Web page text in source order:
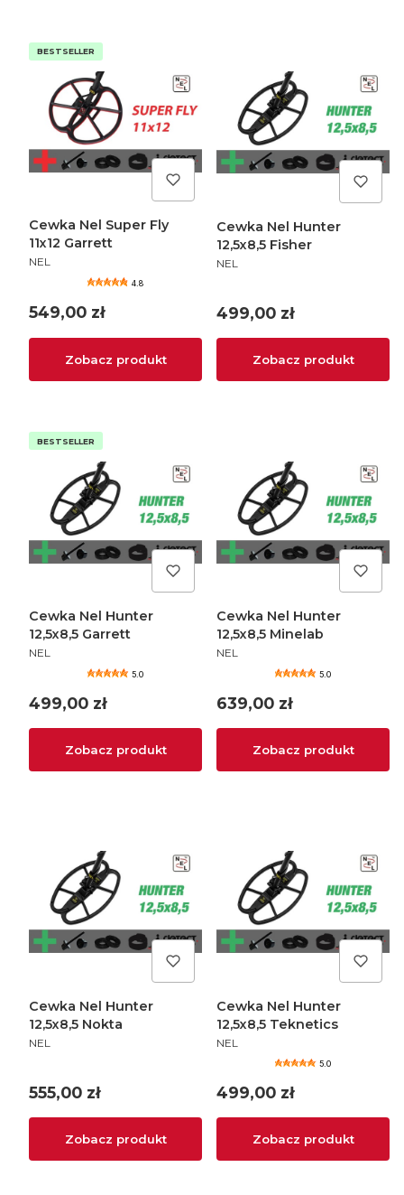
BESTSELLER
Cewka Nel Super Fly
11x12 Garrett
PRODUCENT
NEL
4.8
Cena
549,00 zł
Zobacz produkt
Cewka Nel Hunter
12,5x8,5 Fisher
PRODUCENT
NEL
Cena
499,00 zł
Zobacz produkt
BESTSELLER
Cewka Nel Hunter
12,5x8,5 Garrett
PRODUCENT
NEL
5.0
Cena
499,00 zł
Zobacz produkt
Cewka Nel Hunter
12,5x8,5 Minelab
PRODUCENT
NEL
5.0
Cena
639,00 zł
Zobacz produkt
Cewka Nel Hunter
12,5x8,5 Nokta
PRODUCENT
NEL
Cena
555,00 zł
Zobacz produkt
Cewka Nel Hunter
12,5x8,5 Teknetics
PRODUCENT
NEL
5.0
Cena
499,00 zł
Zobacz produkt